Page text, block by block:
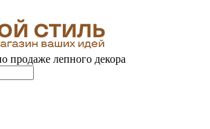
продаже лепного декора